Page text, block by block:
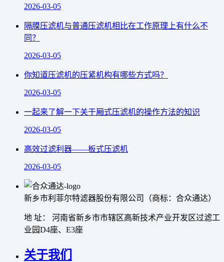
2026-03-05
隔膜压滤机与普通压滤机相比在工作原理上有什么不
同？
2026-03-05
你知道压滤机的压紧机构有哪些方式吗？
2026-03-05
一起来了解一下关于厢式压滤机的操作方法的知识
2026-03-05
高效过滤利器——板式压滤机
2026-03-05
新乡市利菲尔特滤器股份有限公司（商标：合众通达）
地 址： 河南省新乡市市辖区高新技术产业开发区过滤工
业园D4座、E3座
关于我们